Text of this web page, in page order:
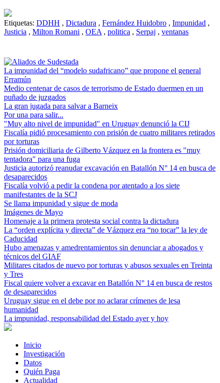
Etiquetas: DDHH , Dictadura , Fernández Huidobro , Impunidad ,
Justicia , Milton Romani , OEA , politica , Serpaj , ventanas
La impunidad del “modelo sudafricano” que propone el general
Erramún
Medio centenar de casos de terrorismo de Estado duermen en un
puñado de juzgados
La gran jugada para salvar a Barneix
Por una para salir...
"Muy alto nivel de impunidad" en Uruguay denunció la CIJ
Fiscalía pidió procesamiento con prisión de cuatro militares retirados
por torturas
Prisión domiciliaria de Gilberto Vázquez en la frontera es "muy
tentadora" para una fuga
Justicia autorizó reanudar excavación en Batallón N° 14 en busca de
desaparecidos
Fiscalía volvió a pedir la condena por atentado a los siete
manifestantes de la SCJ
Se llama impunidad y sigue de moda
Imágenes de Mayo
Homenaje a la primera protesta social contra la dictadura
La “orden explícita y directa” de Vázquez era “no tocar” la ley de
Caducidad
Hubo amenazas y amedrentamientos sin denunciar a abogados y
técnicos del GIAF
Militares citados de nuevo por torturas y abusos sexuales en Treinta
y Tres
Fiscal quiere volver a excavar en Batallón N° 14 en busca de restos
de desaparecidos
Uruguay sigue en el debe por no aclarar crímenes de lesa
humanidad
La impunidad, responsabilidad del Estado ayer y hoy
Inicio
Investigación
Datos
Quién Paga
Actualidad